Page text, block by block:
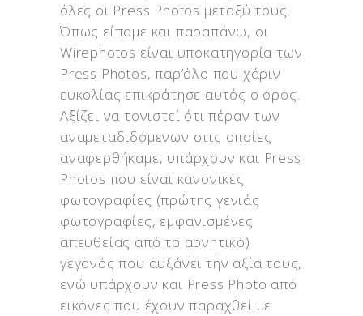
όλες οι Press Photos μεταξύ τους.
Όπως είπαμε και παραπάνω, οι
Wirephotos είναι υποκατηγορία των
Press Photos, παρ’όλο που χάριν
ευκολίας επικράτησε αυτός ο όρος.
Αξίζει να τονιστεί ότι πέραν των
αναμεταδιδόμενων στις οποίες
αναφερθήκαμε, υπάρχουν και Press
Photos που είναι κανονικές
φωτογραφίες (πρώτης γενιάς
φωτογραφίες, εμφανισμένες
απευθείας από το αρνητικό)
γεγονός που αυξάνει την αξία τους,
ενώ υπάρχουν και Press Photo από
εικόνες που έχουν παραχθεί με